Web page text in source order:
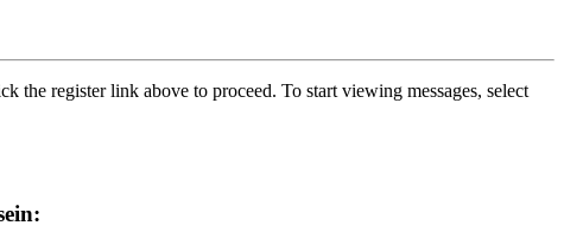
the register link above to proceed. To start viewing messages, select